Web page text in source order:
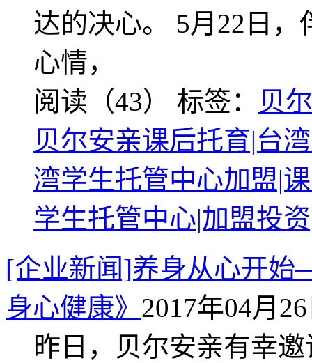
达的决心。 5月22日
心情，
阅读（43） 标签：
贝
贝尔安亲课后托育|台
湾学生托管中心加盟|
学生托管中心|加盟投
[企业新闻]养身从心开
身心健康》 2017年04月
昨日，贝尔安亲有幸